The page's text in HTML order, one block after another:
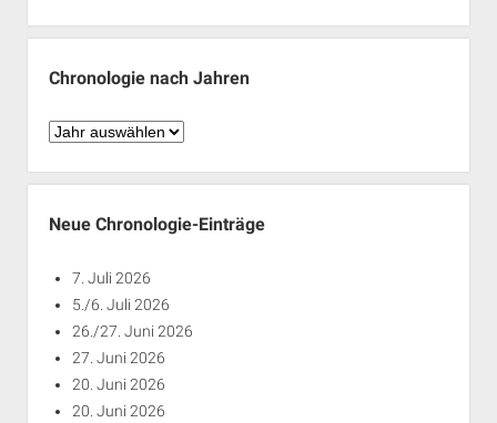
Monaten
Chronologie nach Jahren
Chronologie
Jahren
Neue Chronologie-Einträge
7. Juli 2026
5./6. Juli 2026
26./27. Juni 2026
27. Juni 2026
20. Juni 2026
20. Juni 2026